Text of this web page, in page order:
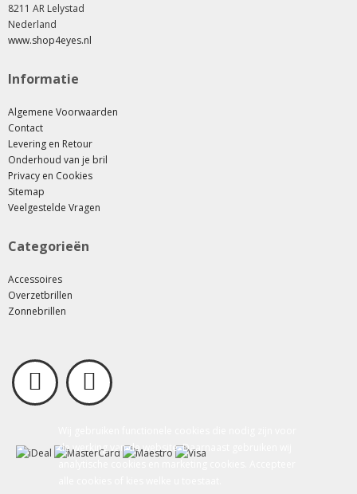
de werking van de website. Daarnaast gebruiken wij
8211 AR Lelystad
Nederland
www.shop4eyes.nl
Informatie
Algemene Voorwaarden
Contact
Levering en Retour
Onderhoud van je bril
Privacy en Cookies
Sitemap
Veelgestelde Vragen
Categorieën
Accessoires
Overzetbrillen
Zonnebrillen